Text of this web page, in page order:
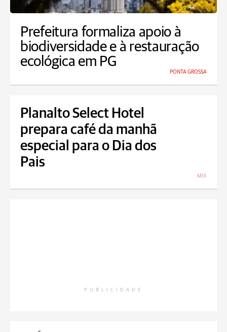
Prefeitura formaliza apoio à
biodiversidade e à restauração
ecológica em PG
PONTA GROSSA
Planalto Select Hotel
prepara café da manhã
especial para o Dia dos
Pais
MIX
PUBLICIDADE